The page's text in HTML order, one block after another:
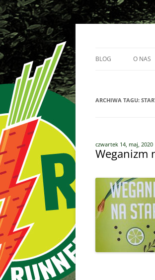
Przejdź
BLOG O NAS
ARCHIWA TAGU:
czwartek 14, maj, 2020
Weganizm